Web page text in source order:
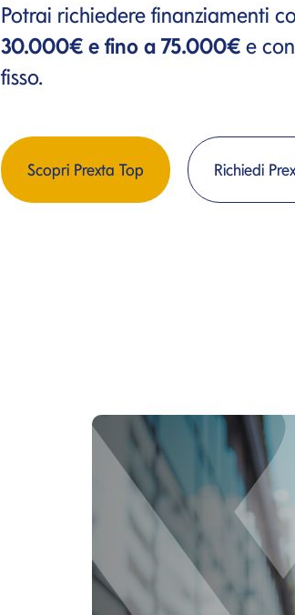
Potrai richiedere finanziamenti
30.000€ e fino a 75.000€ e
fisso.
Scopri Prexta Top Richiedi